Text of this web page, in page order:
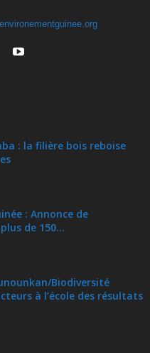
: la filière bois reboise
: Annonce de
de 150...
Biodiversité
à l’école des résultats